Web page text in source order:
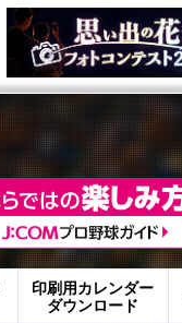
印刷用カレンダー
ダウンロード